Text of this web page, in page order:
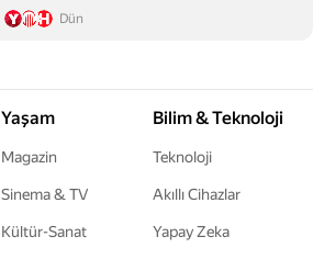
Dün
Yaşam
Magazin
Sinema & TV
Kültür-Sanat
Bilim & Teknoloji
Teknoloji
Akıllı Cihazlar
Yapay Zeka